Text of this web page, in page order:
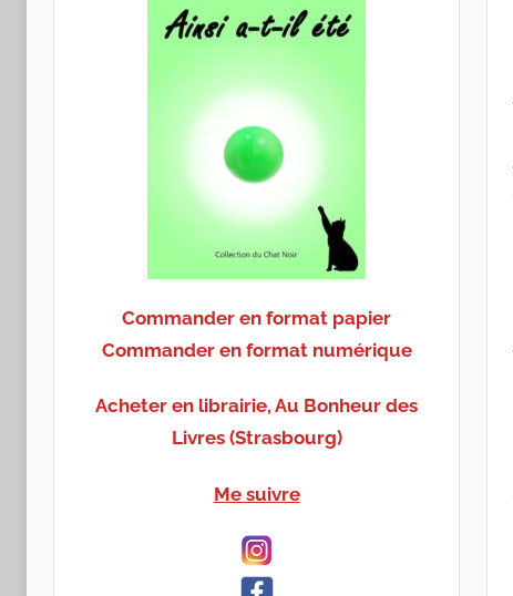
Commander en format papier
Commander en format numérique
Acheter en librairie, Au Bonheur des
Livres (Strasbourg)
Me suivre